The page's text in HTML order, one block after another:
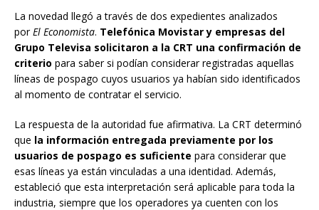
La novedad llegó a través de dos expedientes analizados
porEl Economista. Telefónica Movistar y empresas del
Grupo Televisa solicitaron a la CRT una confirmación de
criterio para saber si podían considerar registradas aquellas
líneas de pospago cuyos usuarios ya habían sido identificados
al momento de contratar el servicio.
La respuesta de la autoridad fue afirmativa. La CRT determinó
que la información entregada previamente por los
usuarios de pospago es suficiente para considerar que
esas líneas ya están vinculadas a una identidad. Además,
estableció que esta interpretación será aplicable para toda la
industria, siempre que los operadores ya cuenten con los